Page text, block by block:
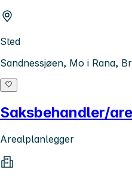
Sted
Sandnessjøen, Mo i Rana,
Saksbehandler/
Arealplanlegger